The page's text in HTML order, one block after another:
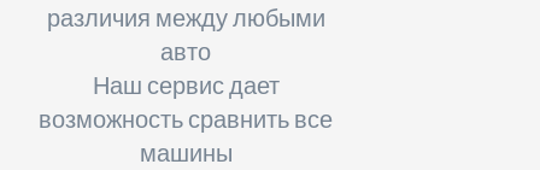
различия между любыми
авто
Наш сервис дает
возможность сравнить все
машины